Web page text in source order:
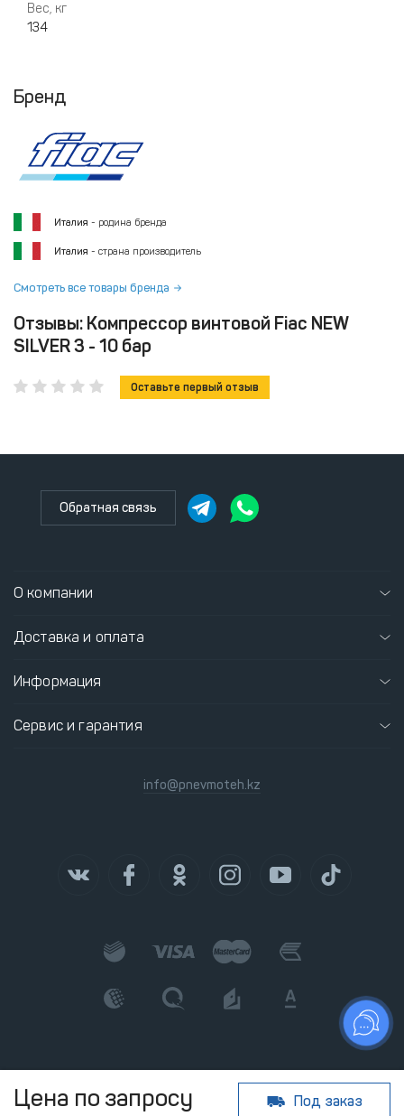
Вес, кг
134
Бренд
Италия - родина бренда
Италия - страна производитель
Смотреть все товары бренда
Отзывы: Компрессор винтовой Fiac NEW
SILVER 3 - 10 бар
Оставьте первый отзыв
Цена по запросу Под заказ
Обратная связь
О компании
Доставка и оплата
Информация
Сервис и гарантия
info@pnevmoteh.kz